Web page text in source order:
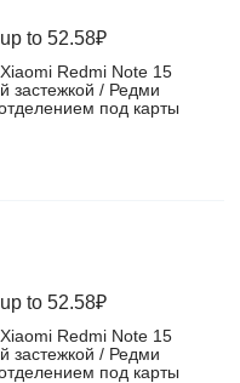
to 52.58₽
Redmi Note 15
застежкой / Редми
под карты
интернет-магазине
to 52.58₽
Redmi Note 15
застежкой / Редми
под карты